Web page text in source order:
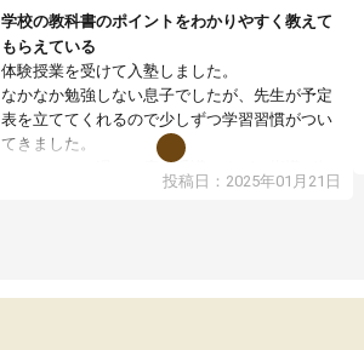
学校の教科書のポイントをわかりやすく教えて
もらえている
体験授業を受けて入塾しました。
なかなか勉強しない息子でしたが、先生が予定
表を立ててくれるので少しずつ学習習慣がつい
てきました。
オンラインで週に一度の受講ですが、指導が無
い日も予定表に基づいて勉強したり、LINEでわ
投稿日：2025年01月21日